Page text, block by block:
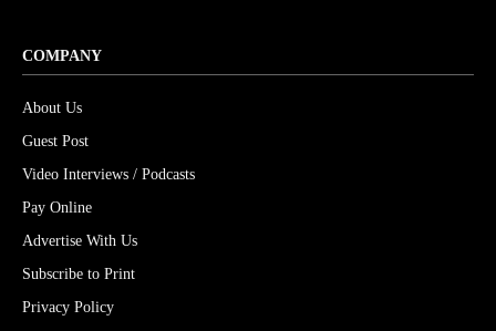
COMPANY
About Us
Guest Post
Video Interviews / Podcasts
Pay Online
Advertise With Us
Subscribe to Print
Privacy Policy